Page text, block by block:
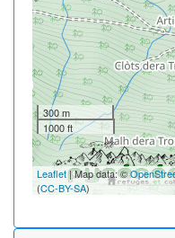
300 m
1000 ft
Leaflet| Map data: ©
(CC-BY-SA)